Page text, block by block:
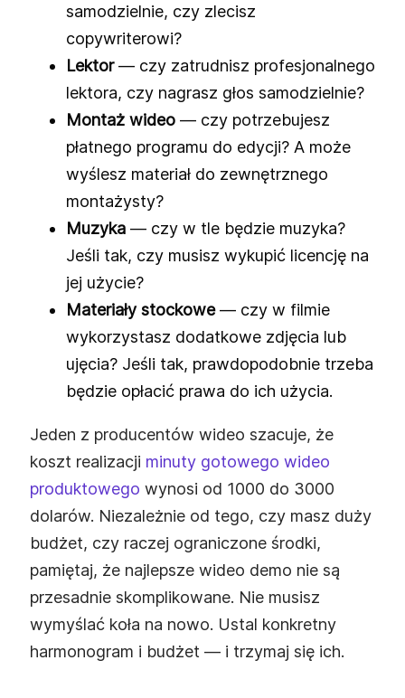
samodzielnie, czy zlecisz
copywriterowi?
Lektor— czy zatrudnisz profesjonalnego
lektora, czy nagrasz głos samodzielnie?
Montaż wideo — czy potrzebujesz
płatnego programu do edycji? A może
wyślesz materiał do zewnętrznego
montażysty?
Muzyka — czy w tle będzie muzyka?
Jeśli tak, czy musisz wykupić licencję na
jej użycie?
Materiały stockowe— czy w filmie
wykorzystasz dodatkowe zdjęcia lub
ujęcia? Jeśli tak, prawdopodobnie trzeba
będzie opłacić prawa do ich użycia.
Jeden z producentów wideo szacuje, że
koszt realizacji minuty gotowego wideo
produktowego wynosi od 1000 do 3000
dolarów. Niezależnie od tego, czy masz duży
budżet, czy raczej ograniczone środki,
pamiętaj, że najlepsze wideo demo nie są
przesadnie skomplikowane. Nie musisz
wymyślać koła na nowo. Ustal konkretny
harmonogram i budżet — i trzymaj się ich.